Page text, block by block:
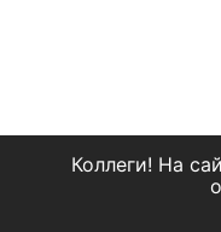
Коллеги! На